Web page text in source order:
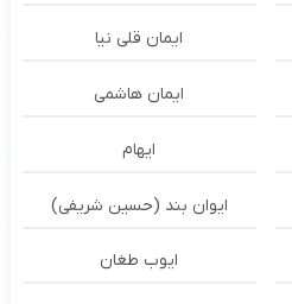
ایمان قلی نیا
ایمان هاشمی
ایهام
ایوان بند (حسین شریفی)
ایوب طغان